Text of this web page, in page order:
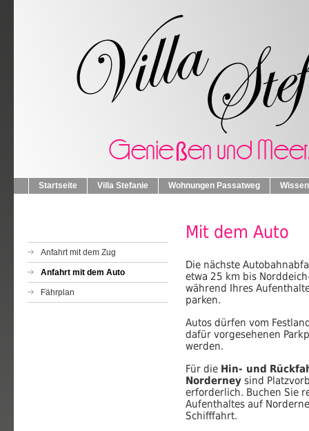
Startseite Villa Stefanie Wohnungen Passatweg
Anfahrt mit dem Zug
Anfahrt mit dem Auto
Fährplan
Mit dem Auto
Die nächste
etwa 25 km bis
während Ihres
parken.
Autos dürfen vom
dafür vorgesehenen
werden.
Für die Hin- und
Norderney sind
erforderlich. Buchen Sie
Aufenthaltes auf
Schifffahrt.